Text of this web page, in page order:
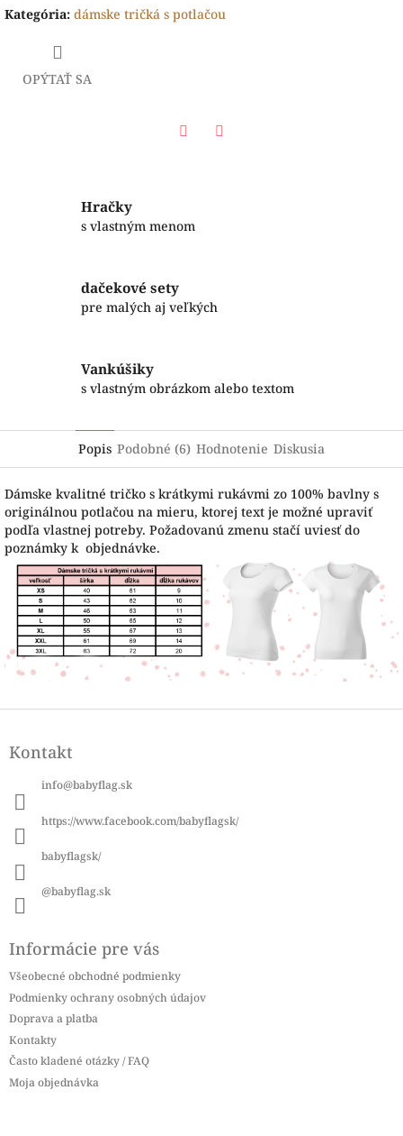
Kategória: dámske tričká s potlačou
OPÝTAŤ SA
Hračky
s vlastným menom
dačekové sety
pre malých aj veľkých
Vankúšiky
s vlastným obrázkom alebo textom
Popis Podobné (6) Hodnotenie Diskusia
Dámske kvalitné tričko s krátkymi rukávmi zo 100% bavlny s
originálnou potlačou na mieru, ktorej text je možné upraviť
podľa vlastnej potreby. Požadovanú zmenu stačí uviesť do
poznámky k objednávke.
pKontakt
info@babyflag.sk
https://www.facebook.com/babyflagsk/
babyflagsk/
@babyflag.sk
Informácie pre vás
Všeobecné obchodné podmienky
Podmienky ochrany osobných údajov
Doprava a platba
Kontakty
Často kladené otázky / FAQ
Moja objednávka